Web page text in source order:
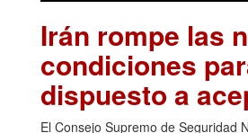
Irán rompe las
condiciones
dispuesto a
El Consejo Supremo de Seguridad